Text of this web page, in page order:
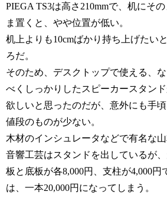
PIEGA TS3は高さ210mmで、机にその
ま置くと、やや位置が低い。
机上よりも10cmばかり持ち上げたい
ろだ。
そのため、デスクトップで使える、な
べくしっかりしたスピーカースタン
欲しいと思ったのだが、意外にも手
値段のものが少ない。
木材のインシュレータなどで有名な
音響工芸はスタンドを出しているが
板と底板が各8,000円、支柱が4,000円
は、一本20,000円になってしまう。